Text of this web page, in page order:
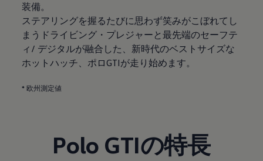
装備。
ステアリングを握るたびに思わず笑みがこぼれてし
まうドライビング・プレジャーと最先端のセーフテ
ィ/ デジタルが融合した、新時代のベストサイズな
ホットハッチ、ポロGTIが走り始めます。
* 欧州測定値
Polo GTIの特長